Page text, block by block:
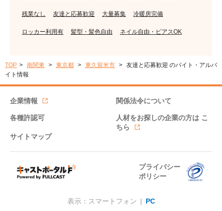
残業なし 友達と応募歓迎 大量募集 冷暖房完備
ロッカー利用有 髪型・髪色自由 ネイル自由・ピアスOK
TOP 南関東 東京都 東久留米市
友達と応募歓迎 のバイト・アルバ
イト情報
企業情報 関係法令について
各種許認可 人材をお探しの企業の方は こ
ちら
サイトマップ
プライバシー
ポリシー
表示：スマートフォン | PC